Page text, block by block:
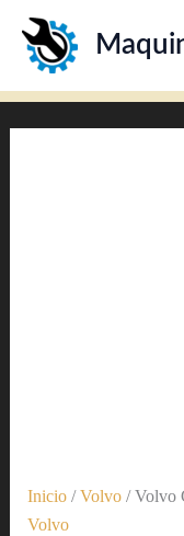
contenido
Inicio/Volvo/ Volvo
Volvo